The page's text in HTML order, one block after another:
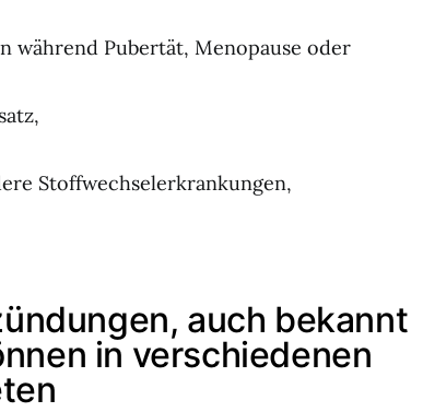
während Pubertät, Menopause oder
Stoffwechselerkrankungen,
auch bekannt
in verschiedenen